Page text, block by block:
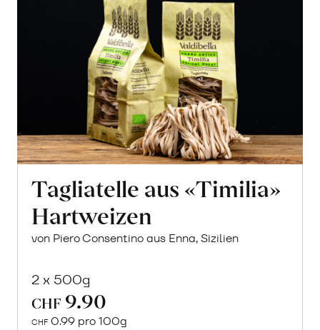
Tagliatelle aus «Timilia»
Hartweizen
von Piero Consentino aus Enna, Sizilien
2 x 500g
CHF 9.90
CHF 0.99 pro 100g